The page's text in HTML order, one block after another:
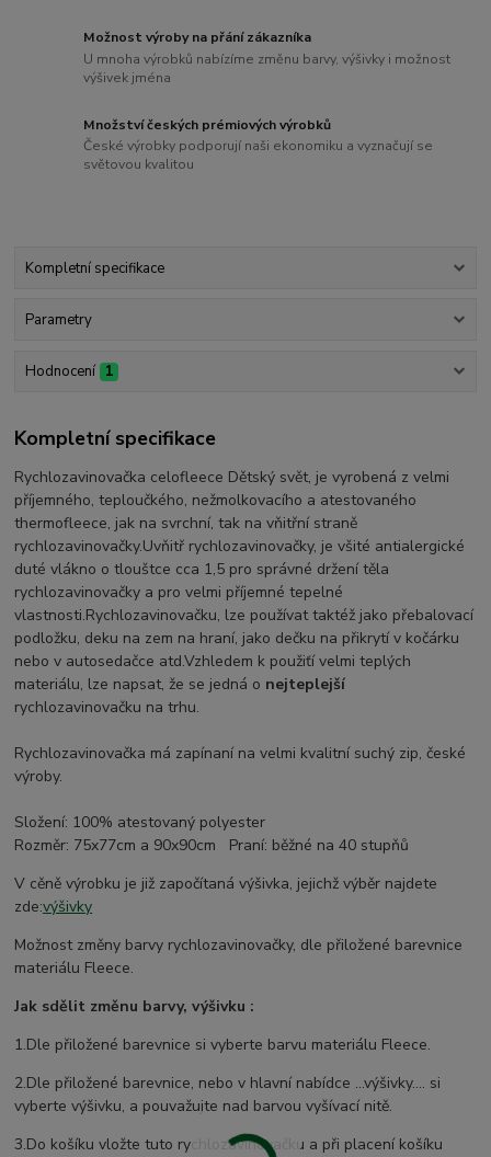
Možnost výroby na přání zákazníka
U mnoha výrobků nabízíme změnu barvy, výšivky i možnost
výšivek jména
Množství českých prémiových výrobků
České výrobky podporují naši ekonomiku a vyznačují se
světovou kvalitou
Kompletní specifikace
Parametry
Hodnocení 1
Kompletní specifikace
Rychlozavinovačka celofleece Dětský svět, je vyrobená z velmi
příjemného, teploučkého, nežmolkovacího a atestovaného
thermofleece, jak na svrchní, tak na vňitřní straně
rychlozavinovačky.Uvňitř rychlozavinovačky, je všité antialergické
duté vlákno o tlouštce cca 1,5 pro správné držení těla
rychlozavinovačky a pro velmi příjemné tepelné
vlastnosti.Rychlozavinovačku, lze používat taktéž jako přebalovací
podložku, deku na zem na hraní, jako dečku na přikrytí v kočárku
nebo v autosedačce atd.Vzhledem k použiťí velmi teplých
materiálu, lze napsat, že se jedná o nejteplejší
rychlozavinovačku na trhu.
Rychlozavinovačka má zapínaní na velmi kvalitní suchý zip, české
výroby.
Složení: 100% atestovaný polyester
Rozměr: 75x77cm a 90x90cm Praní: běžné na 40 stupňů
V cěně výrobku je již započítaná výšivka, jejichž výběr najdete
zde:výšivky
Možnost změny barvy rychlozavinovačky, dle přiložené barevnice
materiálu Fleece.
Jak sdělit změnu barvy, výšivku :
1.Dle přiložené barevnice si vyberte barvu materiálu Fleece.
2.Dle přiložené barevnice, nebo v hlavní nabídce ...výšivky.... si
vyberte výšivku, a pouvažujte nad barvou vyšívací nitě.
3.Do košíku vložte tuto rychlozavinovačku a při placení košíku